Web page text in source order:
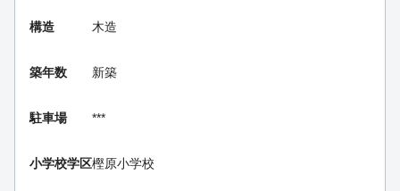
構造 木造
築年数 新築
駐車場 ***
小学校学区樫原小学校